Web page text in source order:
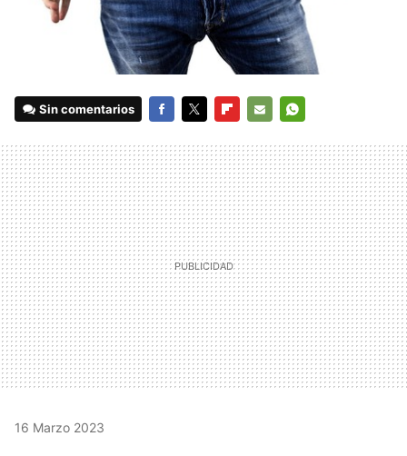
Sin comentarios
MAIL
16 Marzo 2023